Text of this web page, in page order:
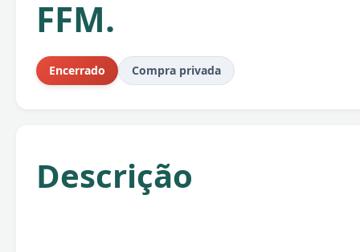
FFM.
Encerrado Compra privada
Descrição